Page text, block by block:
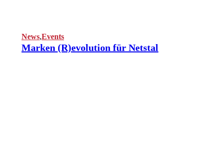
News,Events
Marken (R)evolution für Netstal